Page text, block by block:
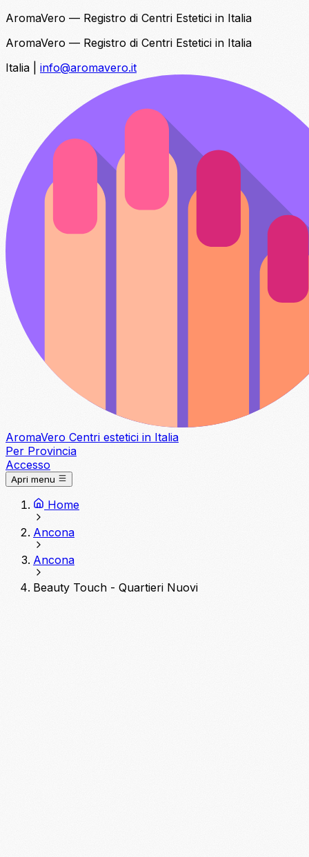
AromaVero — Registro di Centri Estetici in Italia
AromaVero — Registro di Centri Estetici in Italia
Italia
info@aromavero.it
AromaVero Centri estetici in Italia
Per Provincia
Accesso
Apri menu
Home
Ancona
Ancona
Beauty Touch - Quartieri Nuovi